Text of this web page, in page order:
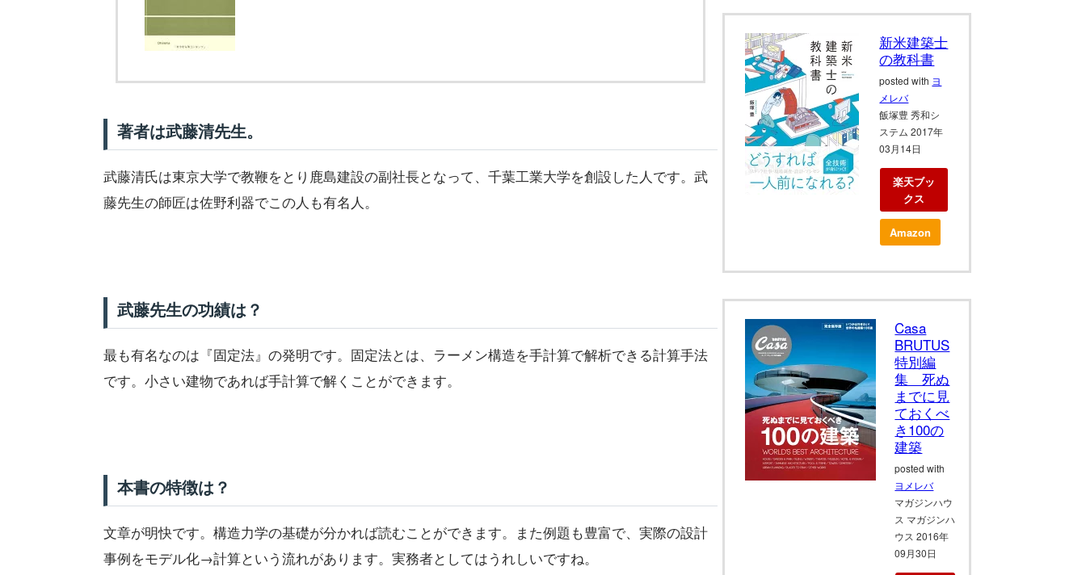
著者は武藤清先生。
武藤清氏は東京大学で教鞭をとり鹿島建設の副社長となって、千葉工業大学を創設した人です。武
藤先生の師匠は佐野利器でこの人も有名人。
武藤先生の功績は？
最も有名なのは『固定法』の発明です。固定法とは、ラーメン構造を手計算で解析できる計算手法
です。小さい建物であれば手計算で解くことができます。
本書の特徴は？
文章が明快です。構造力学の基礎が分かれば読むことができます。また例題も豊富で、実際の設計
事例をモデル化→計算という流れがあります。実務者としてはうれしいですね。
新米建築士
の教科書
posted with ヨ
メレバ
飯塚豊 秀和シ
ステム 2017年
03月14日
楽天ブッ
クス
Amazon
Casa
BRUTUS
特別編
集 死ぬ
までに見
ておくべ
き100の
建築
posted with
ヨメレバ
マガジンハウ
ス マガジンハ
ウス 2016年
09月30日